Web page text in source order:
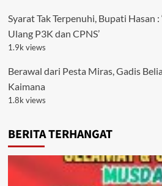
Syarat Tak Terpenuhi, Bupati Hasan
Ulang P3K dan CPNS’
1.9k views
Berawal dari Pesta Miras, Gadis
Kaimana
1.8k views
BERITA TERHANGAT